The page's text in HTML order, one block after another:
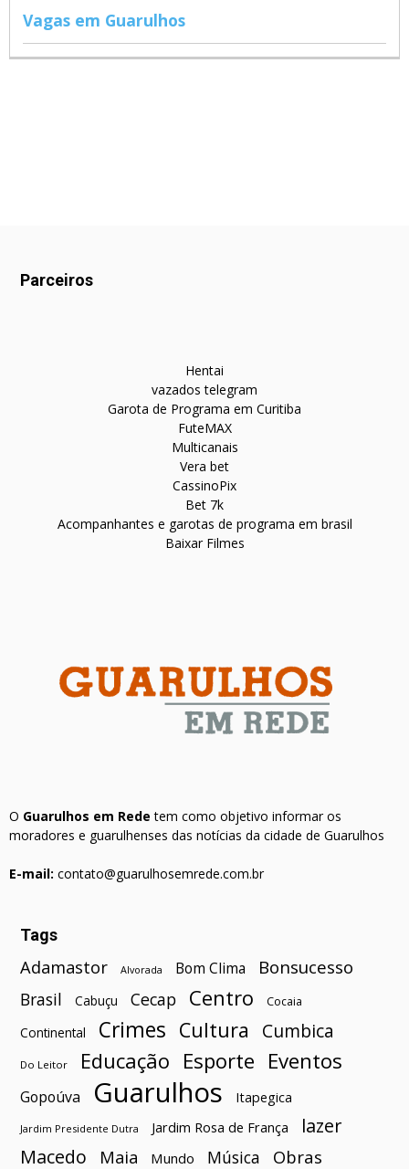
Vagas em Guarulhos
Parceiros
Hentai
vazados telegram
Garota de Programa em Curitiba
FuteMAX
Multicanais
Vera bet
CassinoPix
Bet 7k
Acompanhantes e garotas de programa em brasil
Baixar Filmes
O Guarulhos em Rede tem como objetivo informar os
moradores e guarulhenses das notícias da cidade de Guarulhos
E-mail: contato@guarulhosemrede.com.br
Tags
Adamastor Alvorada Bom Clima Bonsucesso
Brasil Cabuçu Cecap Centro Cocaia
Continental Crimes Cultura Cumbica
Do Leitor Educação Esporte Eventos
Gopoúva Guarulhos Itapegica
Jardim Presidente Dutra Jardim Rosa de França
lazer
Macedo
Maia Mundo Música Obras